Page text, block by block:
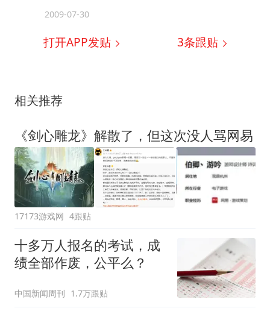
2009-07-30
打开APP发贴 3条跟贴
相关推荐
《剑心雕龙》解散了，但这次没人骂网易
17173游戏网 4跟贴
十多万人报名的考试，成
绩全部作废，公平么？
中国新闻周刊 1.7万跟贴